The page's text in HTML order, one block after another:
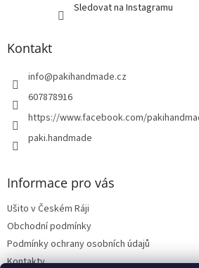
Sledovat na Instagramu
Kontakt
info@pakihandmade.cz
607878916
https://www.facebook.com/
paki.handmade
Informace pro vás
Ušito v Českém Ráji
Obchodní podmínky
Podmínky ochrany osobních údajů
Kontakty